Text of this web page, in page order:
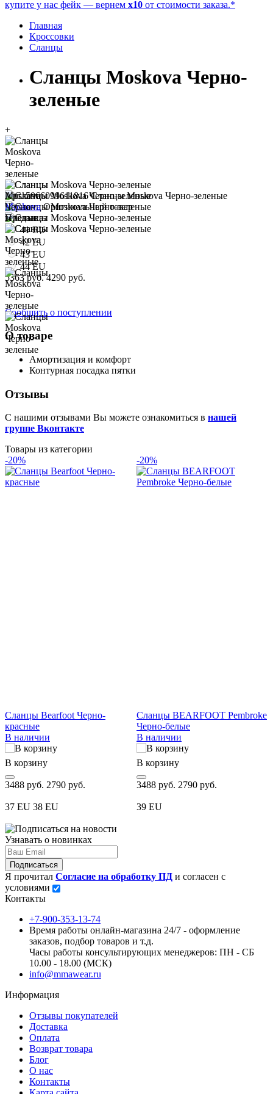
купите у нас фейк — вернем x10 от стоимости заказа.*
Главная
Кроссовки
Сланцы
Сланцы Moskova Черно-
зеленые
+
Арт. 5966099611816 Сланцы Moskova Черно-зеленые
Moskova Оригинальный товар
Предзаказ
41 EU
42 EU
43 EU
44 EU
5363 руб. 4290 руб.
Сообщить о поступлении
О товаре
Амортизация и комфорт
Контурная посадка пятки
Отзывы
С нашими отзывами Вы можете ознакомиться в нашей
группе Вконтакте
Товары из категории
-20%
Сланцы Bearfoot Черно-
красные
В наличии
В корзину
3488 руб. 2790 руб.
37 EU 38 EU
-20%
Сланцы BEARFOOT Pembroke
Черно-белые
В наличии
В корзину
3488 руб. 2790 руб.
39 EU
Узнавать о новинках
Подписаться
Я прочитал Согласие на обработку ПД и согласен с
условиями
Контакты
+7-900-353-13-74
Время работы онлайн-магазина 24/7 - оформление
заказов, подбор товаров и т.д.
Часы работы консультирующих менеджеров: ПН - СБ
10.00 - 18.00 (МСК)
info@mmawear.ru
Информация
Отзывы покупателей
Доставка
Оплата
Возврат товара
Блог
О нас
Контакты